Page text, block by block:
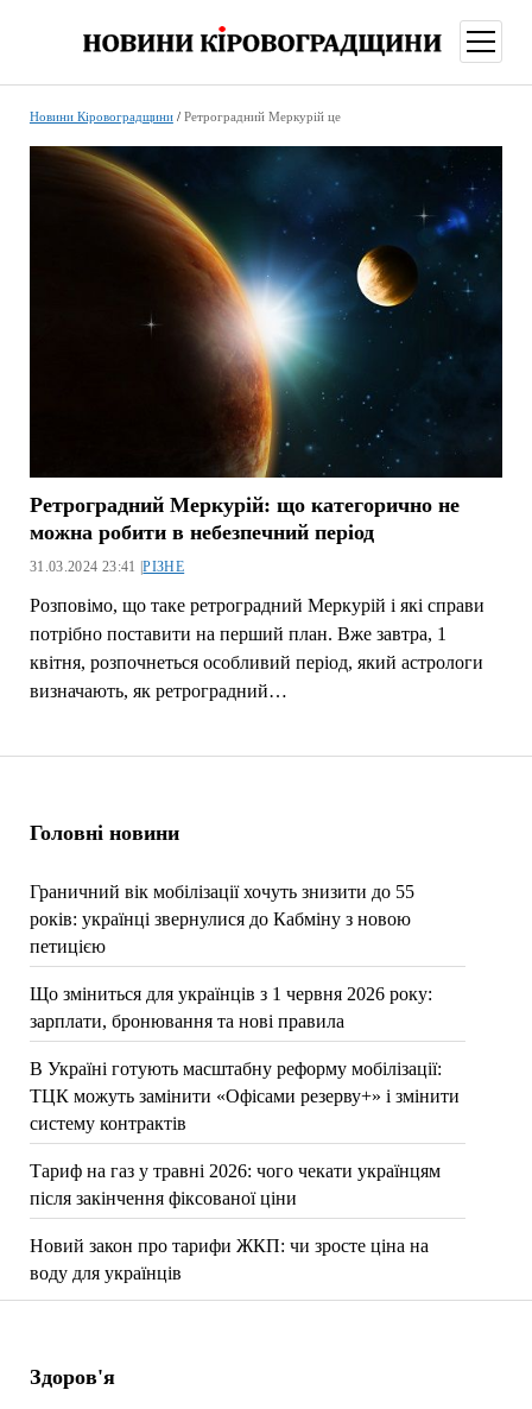
меню
Головні новини
Граничний вік мобілізації хочуть знизити до 55
років: українці звернулися до Кабміну з новою
петицією
Що зміниться для українців з 1 червня 2026 року:
зарплати, бронювання та нові правила
В Україні готують масштабну реформу мобілізації:
ТЦК можуть замінити «Офісами резерву+» і змінити
систему контрактів
Тариф на газ у травні 2026: чого чекати українцям
після закінчення фіксованої ціни
Новий закон про тарифи ЖКП: чи зросте ціна на
воду для українців
Новини Кіровоградщини/ Ретроградний Меркурій це
Ретроградний Меркурій: що категорично не
можна робити в небезпечний період
31.03.2024 23:41 |РІЗНЕ
Розповімо, що таке ретроградний Меркурій і які справи
потрібно поставити на перший план. Вже завтра, 1
квітня, розпочнеться особливий період, який астрологи
визначають, як ретроградний…
Здоров'я